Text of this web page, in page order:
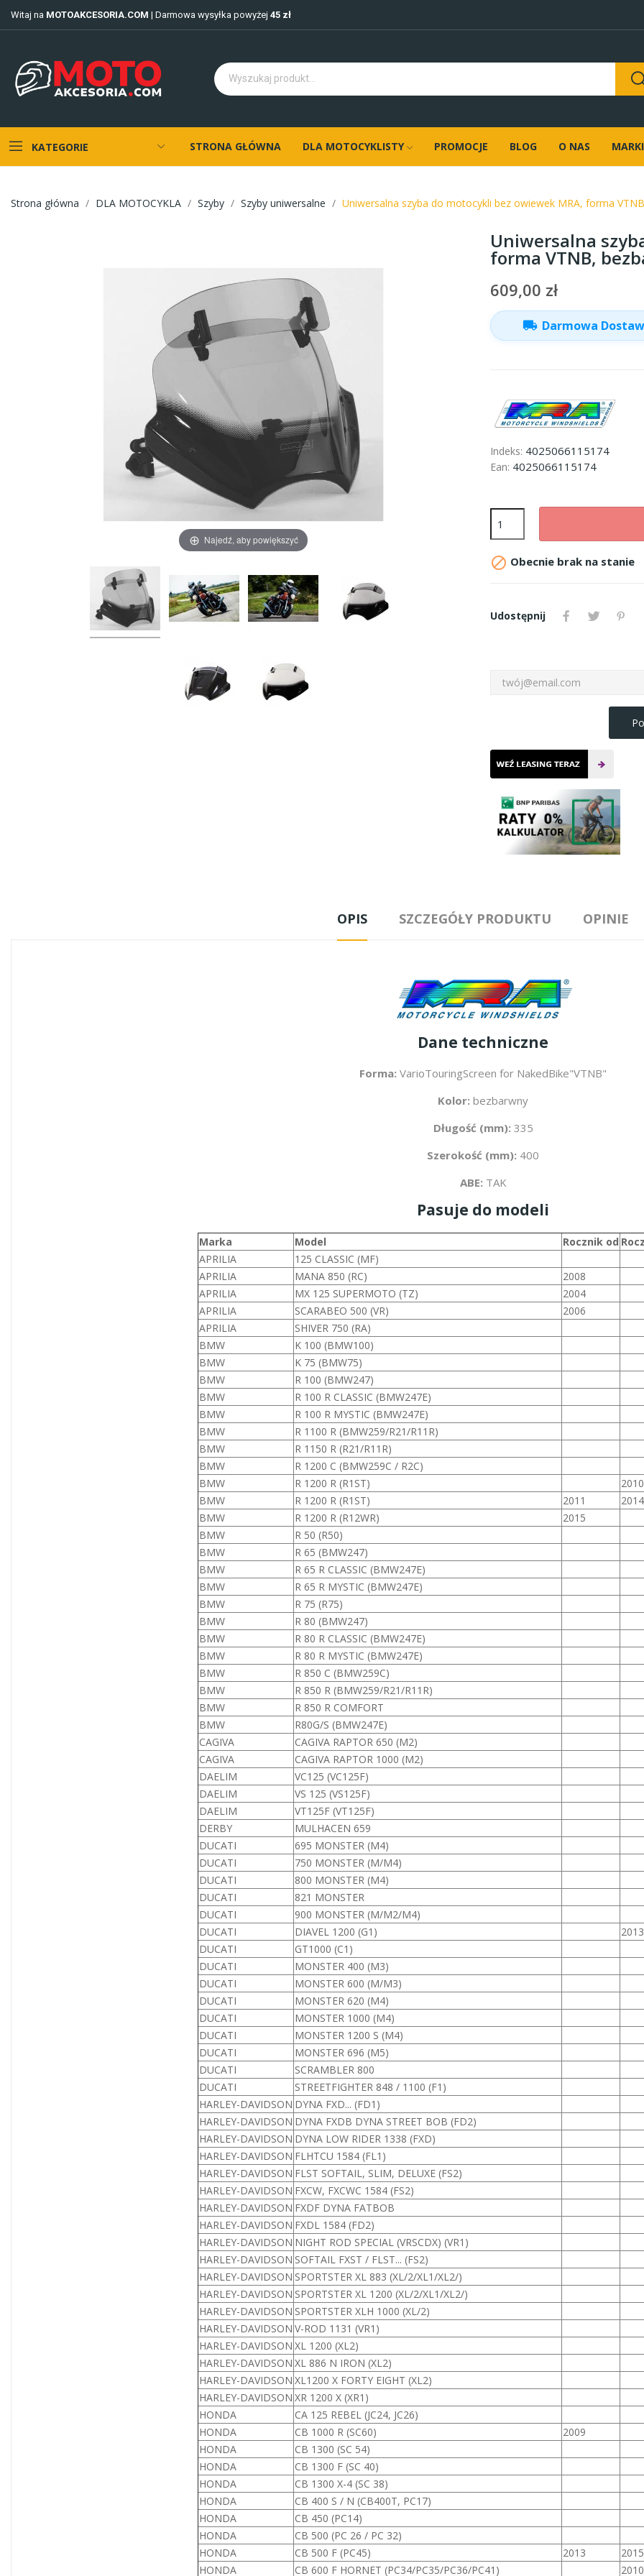
Witaj na MOTOAKCESORIA.COM | Darmowa wysyłka powyżej 45 zł
KATEGORIE STRONA GŁÓWNA DLA MOTOCYKLISTY PROMOCJE BLOG O NAS MARKI
Strona główna DLA MOTOCYKLA Szyby Szyby uniwersalne Uniwersalna szyba do motocykli bez owiewek MRA, forma
Najedź, aby powiększyć
Uniwersalna
forma VTNB,
609,00 zł
local_shipping Darmowa
Indeks: 4025066115174
Ean: 4025066115174
 Obecnie brak na stanie
Udostępnij
OPIS SZCZEGÓŁY PRODUKTU OPINIE
Dane techniczne
Forma: VarioTouringScreen for NakedBike"VTNB"
Kolor: bezbarwny
Długość (mm): 335
Szerokość (mm): 400
ABE: TAK
Pasuje do modeli
Marka Model Rocznik od
APRILIA
125 CLASSIC (MF)
APRILIA
MANA 850 (RC) 2008
APRILIA
MX 125 SUPERMOTO (TZ) 2004
APRILIA
SCARABEO 500 (VR) 2006
APRILIA
SHIVER 750 (RA)
BMW
K 100 (BMW100)
BMW
K 75 (BMW75)
BMW
R 100 (BMW247)
BMW
R 100 R CLASSIC (BMW247E)
BMW
R 100 R MYSTIC (BMW247E)
BMW
R 1100 R (BMW259/R21/R11R)
BMW
R 1150 R (R21/R11R)
BMW
R 1200 C (BMW259C / R2C)
BMW
R 1200 R (R1ST) 2010
BMW
R 1200 R (R1ST) 2011 2014
BMW
R 1200 R (R12WR) 2015
BMW
R 50 (R50)
BMW
R 65 (BMW247)
BMW
R 65 R CLASSIC (BMW247E)
BMW
R 65 R MYSTIC (BMW247E)
BMW
R 75 (R75)
BMW
R 80 (BMW247)
BMW
R 80 R CLASSIC (BMW247E)
BMW
R 80 R MYSTIC (BMW247E)
BMW
R 850 C (BMW259C)
BMW
R 850 R (BMW259/R21/R11R)
BMW
R 850 R COMFORT
BMW
R80G/S (BMW247E)
CAGIVA
CAGIVA RAPTOR 650 (M2)
CAGIVA
CAGIVA RAPTOR 1000 (M2)
DAELIM
VC125 (VC125F)
DAELIM
VS 125 (VS125F)
DAELIM
VT125F (VT125F)
DERBY
MULHACEN 659
DUCATI
695 MONSTER (M4)
DUCATI
750 MONSTER (M/M4)
DUCATI
800 MONSTER (M4)
DUCATI
821 MONSTER
DUCATI
900 MONSTER (M/M2/M4)
DUCATI
DIAVEL 1200 (G1) 2013
DUCATI
GT1000 (C1)
DUCATI
MONSTER 400 (M3)
DUCATI
MONSTER 600 (M/M3)
DUCATI
MONSTER 620 (M4)
DUCATI
MONSTER 1000 (M4)
DUCATI
MONSTER 1200 S (M4)
DUCATI
MONSTER 696 (M5)
DUCATI
SCRAMBLER 800
DUCATI
STREETFIGHTER 848 / 1100 (F1)
HARLEY-DAVIDSON DYNA FXD... (FD1)
HARLEY-DAVIDSON DYNA FXDB DYNA STREET BOB (FD2)
HARLEY-DAVIDSON DYNA LOW RIDER 1338 (FXD)
HARLEY-DAVIDSON FLHTCU 1584 (FL1)
HARLEY-DAVIDSON FLST SOFTAIL, SLIM, DELUXE (FS2)
HARLEY-DAVIDSON FXCW, FXCWC 1584 (FS2)
HARLEY-DAVIDSON FXDF DYNA FATBOB
HARLEY-DAVIDSON FXDL 1584 (FD2)
HARLEY-DAVIDSON NIGHT ROD SPECIAL (VRSCDX) (VR1)
HARLEY-DAVIDSON SOFTAIL FXST / FLST... (FS2)
HARLEY-DAVIDSON SPORTSTER XL 883 (XL/2/XL1/XL2/)
HARLEY-DAVIDSON SPORTSTER XL 1200 (XL/2/XL1/XL2/)
HARLEY-DAVIDSON SPORTSTER XLH 1000 (XL/2)
HARLEY-DAVIDSON V-ROD 1131 (VR1)
HARLEY-DAVIDSON XL 1200 (XL2)
HARLEY-DAVIDSON XL 886 N IRON (XL2)
HARLEY-DAVIDSON XL1200 X FORTY EIGHT (XL2)
HARLEY-DAVIDSON XR 1200 X (XR1)
HONDA
CA 125 REBEL (JC24, JC26)
HONDA
CB 1000 R (SC60) 2009
HONDA
CB 1300 (SC 54)
HONDA
CB 1300 F (SC 40)
HONDA
CB 1300 X-4 (SC 38)
HONDA
CB 400 S / N (CB400T, PC17)
HONDA
CB 450 (PC14)
HONDA
CB 500 (PC 26 / PC 32)
HONDA
CB 500 F (PC45) 2013 2015
HONDA
CB 600 F HORNET (PC34/PC35/PC36/PC41) 2010